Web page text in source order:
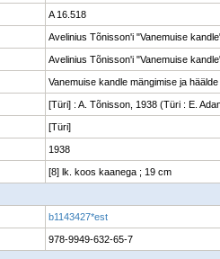
A 16.518
Avelinius Tõnisson'i "Vanemuise
Avelinius Tõnisson'i "Vanemuise
Vanemuise kandle mängimise ja
[Türi] : A. Tõnisson, 1938 (Türi : E.
[Türi]
1938
[8] lk. koos kaanega ; 19 cm
b1143427*est
978-9949-632-65-7